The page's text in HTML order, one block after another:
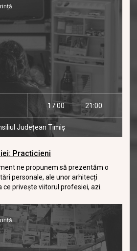
17:00 21:00
Județean Timiș
Practicieni
ne propunem să prezentăm o
personale, ale unor arhitecți
ce privește viitorul profesiei, azi.